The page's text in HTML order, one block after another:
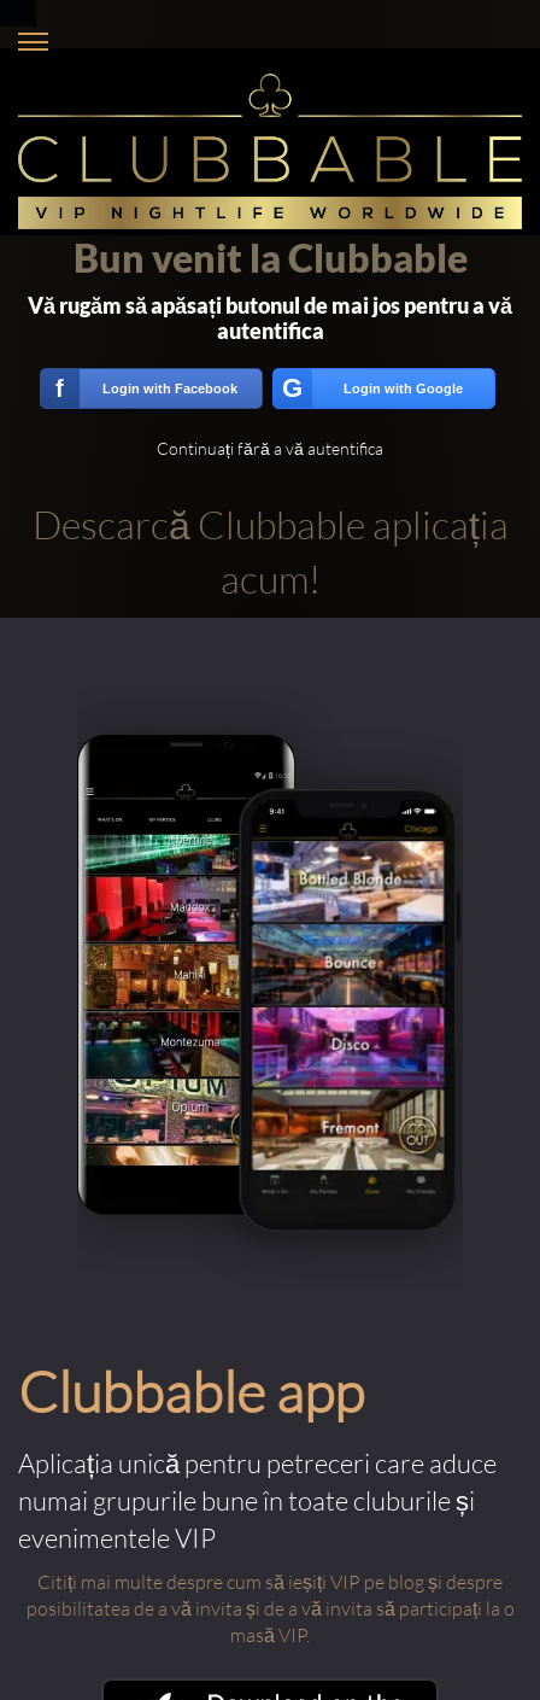
Conturi
sociale:
Bun venit la Clubbable
Vă rugăm să apăsați butonul de mai jos pentru a vă
autentifica
f Login with Facebook G Login with Google
Continuați fără a vă autentifica
Descarcă Clubbable aplicația
acum!
Clubbable app
Aplicația unică pentru petreceri care aduce
numai grupurile bune în toate cluburile și
evenimentele VIP
Citiți mai multe despre cum să ieșiți VIP pe blog și despre
posibilitatea de a vă invita și de a vă invita să participați la o
masă VIP.